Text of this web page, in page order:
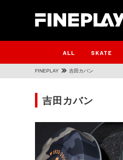
ALL SKATE
FINEPLAY 吉田カバン
吉田カバン